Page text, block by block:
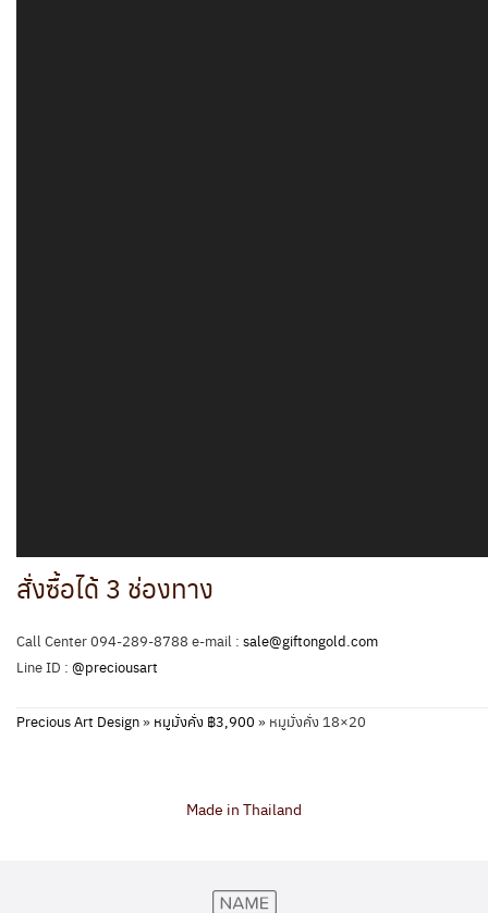
สั่งซื้อได้ 3 ช่องทาง
Call Center 094-289-8788 e-mail : sale@giftongold.com
Line ID : @preciousart
Precious Art Design» หมูมั่งคั่ง ฿3,900 » หมูมั่งคั่ง 18×20
Made in Thailand